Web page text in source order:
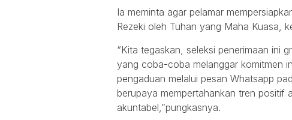
Ia meminta agar pelamar
Rezeki oleh Tuhan yang Maha Kuasa,
“Kita tegaskan, seleksi penerimaan ini
yang coba-coba melanggar komitmen
pengaduan melalui pesan Whatsapp
berupaya mempertahankan tren positif
akuntabel,”pungkasnya.